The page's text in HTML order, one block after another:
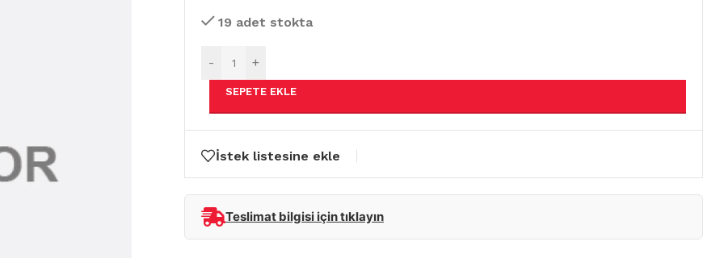
19 adet stokta
- +
SEPETE EKLE
İstek listesine ekle
Teslimat bilgisi için tıklayın